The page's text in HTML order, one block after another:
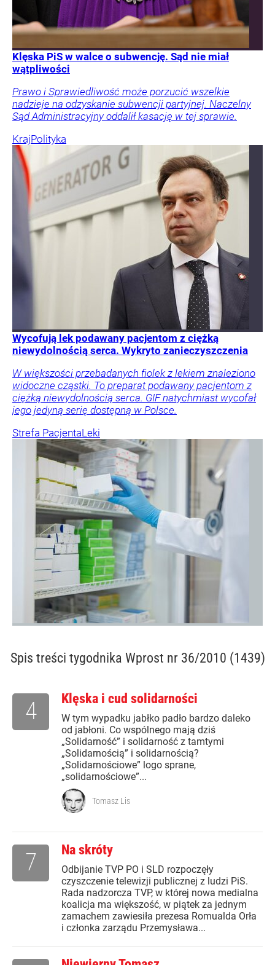
Klęska PiS w walce o subwencję. Sąd nie miał
wątpliwości
Prawo i Sprawiedliwość może porzucić wszelkie
nadzieje na odzyskanie subwencji partyjnej. Naczelny
Sąd Administracyjny oddalił kasację w tej sprawie.
KrajPolityka
Wycofują lek podawany pacjentom z ciężką
niewydolnością serca. Wykryto zanieczyszczenia
W większości przebadanych fiolek z lekiem znaleziono
widoczne cząstki. To preparat podawany pacjentom z
ciężką niewydolnością serca. GIF natychmiast wycofał
jego jedyną serię dostępną w Polsce.
Strefa PacjentaLeki
Spis treści tygodnika Wprost nr 36/2010 (1439)
Klęska i cud solidarności
W tym wypadku jabłko padło bardzo daleko
od jabłoni. Co wspólnego mają dziś
„Solidarność” i solidarność z tamtymi
„Solidarnością” i solidarnością?
„Solidarnościowe” logo sprane,
„solidarnościowe”...
4
Tomasz Lis
Na skróty
Odbijanie TVP PO i SLD rozpoczęły
czyszczenie telewizji publicznej z ludzi PiS.
Rada nadzorcza TVP, w której nowa medialna
koalicja ma większość, w piątek za jednym
zamachem zawiesiła prezesa Romualda Orła
i członka zarządu Przemysława...
7